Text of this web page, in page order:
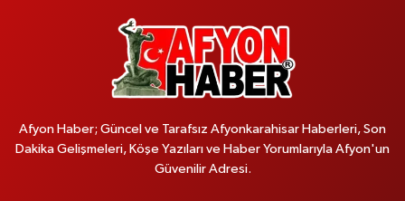
Afyon Haber; Güncel ve Tarafsız Afyonkarahisar Haberleri, Son
Dakika Gelişmeleri, Köşe Yazıları ve Haber Yorumlarıyla Afyon'un
Güvenilir Adresi.